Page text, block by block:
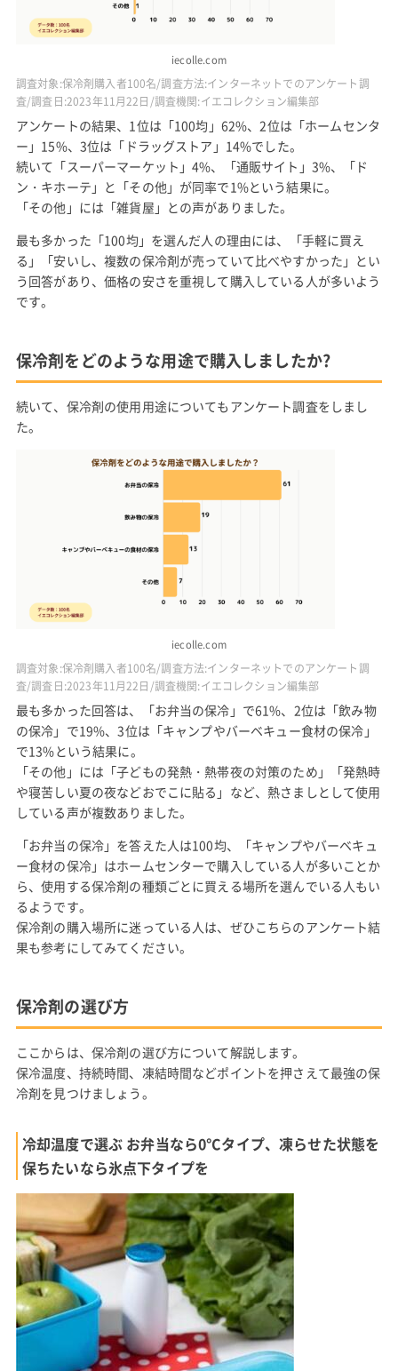
iecolle.com
調査対象:保冷剤購入者100名/調査方法:インターネットでのアンケート調
査/調査日:2023年11月22日/調査機関:イエコレクション編集部
アンケートの結果、1位は「100均」62%、2位は「ホームセンタ
ー」15%、3位は「ドラッグストア」14%でした。
続いて「スーパーマーケット」4%、「通販サイト」3%、「ド
ン・キホーテ」と「その他」が同率で1%という結果に。
「その他」には「雑貨屋」との声がありました。
最も多かった「100均」を選んだ人の理由には、「手軽に買え
る」「安いし、複数の保冷剤が売っていて比べやすかった」とい
う回答があり、価格の安さを重視して購入している人が多いよう
です。
保冷剤をどのような用途で購入しましたか?
続いて、保冷剤の使用用途についてもアンケート調査をしまし
た。
iecolle.com
調査対象:保冷剤購入者100名/調査方法:インターネットでのアンケート調
査/調査日:2023年11月22日/調査機関:イエコレクション編集部
最も多かった回答は、「お弁当の保冷」で61%、2位は「飲み物
の保冷」で19%、3位は「キャンプやバーベキュー食材の保冷」
で13%という結果に。
「その他」には「子どもの発熱・熱帯夜の対策のため」「発熱時
や寝苦しい夏の夜などおでこに貼る」など、熱さましとして使用
している声が複数ありました。
「お弁当の保冷」を答えた人は100均、「キャンプやバーベキュ
ー食材の保冷」はホームセンターで購入している人が多いことか
ら、使用する保冷剤の種類ごとに買える場所を選んでいる人もい
るようです。
保冷剤の購入場所に迷っている人は、ぜひこちらのアンケート結
果も参考にしてみてください。
保冷剤の選び方
ここからは、保冷剤の選び方について解説します。
保冷温度、持続時間、凍結時間などポイントを押さえて最強の保
冷剤を見つけましょう。
冷却温度で選ぶ お弁当なら0°Cタイプ、凍らせた状態を
保ちたいなら氷点下タイプを